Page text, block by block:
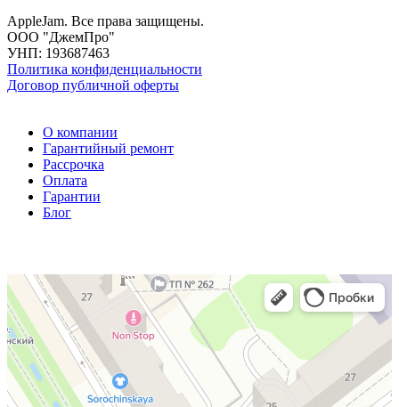
AppleJam. Все права защищены.
ООО "ДжемПро"
УНП: 193687463
Политика конфиденциальности
Договор публичной оферты
О компании
Гарантийный ремонт
Рассрочка
Оплата
Гарантии
Блог